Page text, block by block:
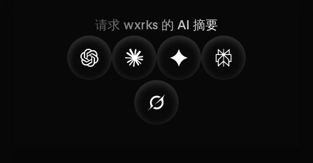
请求 wxrks 的 AI 摘要